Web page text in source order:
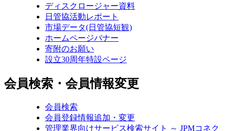
ディスクロージャー資料
日管協活動レポート
市場データ(日管協短観)
ホームページバナー
寄附のお願い
設立30周年特設ページ
会員検索・会員情報変更
会員検索
会員登録情報追加・変更
管理業界向けサービス検索サイト ～ JPMコネク